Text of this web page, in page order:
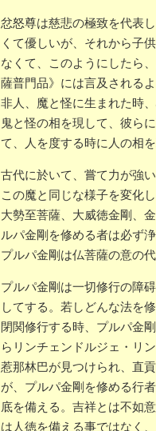
忿怒尊は慈悲の極致を代表
くて優しいが、それから子
なくて、このようにしたら
薩普門品》には言及される
非人、魔と怪に生まれた時
鬼と怪の相を現して、彼ら
て、人を度する時に人の相
古代に於いて、嘗て力が強
この魔と同じな様子を変化
大勢至菩薩、大威徳金剛、
ルパ金剛を修める者は必ず
プルパ金剛は仏菩薩の意の代
プルパ金剛は一切修行の障
してする。若しどんな法を
閉関修行する時、プルパ金
らリンチェンドルジェ・リ
惹那林巴が見つけられ、直
が、プルパ金剛を修める行
底を備える。吉祥とは不如
は人徳を備える事ではなく